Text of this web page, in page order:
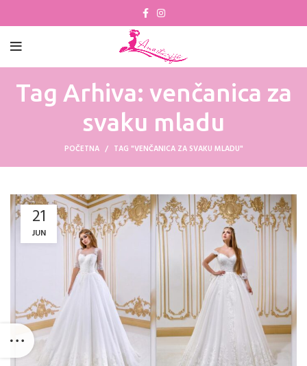
Tag Arhiva: venčanica za
svaku mladu
POČETNA TAG "VENČANICA ZA SVAKU MLADU"
21
JUN